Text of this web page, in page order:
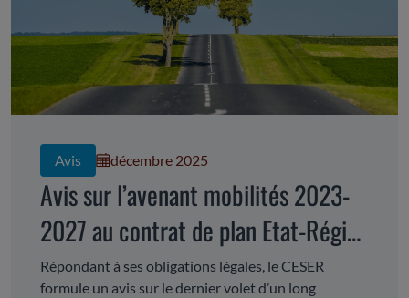
Avis décembre 2025
Avis sur l’avenant mobilités 2023-
2027 au contrat de plan Etat-Région
2021-2027
Répondant à ses obligations légales, le CESER
formule un avis sur le dernier volet d’un long